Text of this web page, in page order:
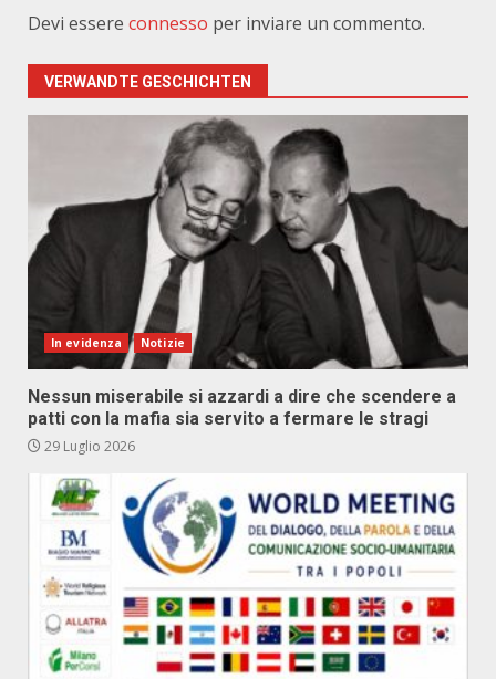
Devi essere connesso per inviare un commento.
VERWANDTE GESCHICHTEN
In evidenza Notizie
Nessun miserabile si azzardi a dire che scendere a
patti con la mafia sia servito a fermare le stragi
29 Luglio 2026